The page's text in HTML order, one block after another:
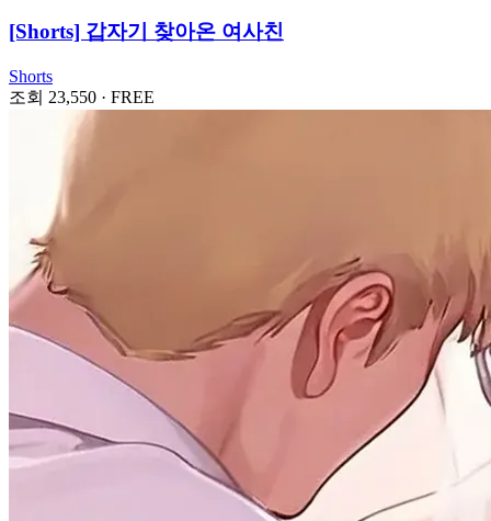
[Shorts] 갑자기 찾아온 여사친
Shorts
조회 23,550 · FREE